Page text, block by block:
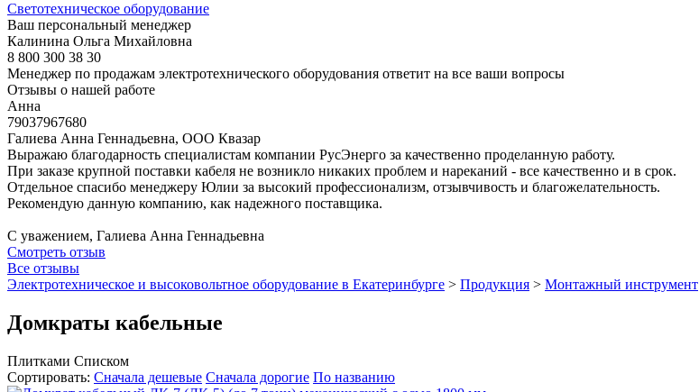
Светотехническое оборудование
Ваш персональный менеджер
Калинина Ольга Михайловна
8 800 300 38 30
Менеджер по продажам электротехнического оборудования ответит на все ваши вопросы
Отзывы о нашей работе
Анна
79037967680
Галиева Анна Геннадьевна, ООО Квазар
Выражаю благодарность специалистам компании РусЭнерго за качественно проделанную работу.
При заказе крупной поставки кабеля не возникло никаких проблем и нареканий - все качественно и в срок.
Отдельное спасибо менеджеру Юлии за высокий профессионализм, отзывчивость и благожелательность.
Рекомендую данную компанию, как надежного поставщика.
С уважением, Галиева Анна Геннадьевна
Смотреть отзыв
Все отзывы
Электротехническое и высоковольтное оборудование в Екатеринбурге > Продукция > Монтажный инструмент
Домкраты кабельные
Плитками Списком
Сортировать: Cначала дешевые Cначала дорогие По названию